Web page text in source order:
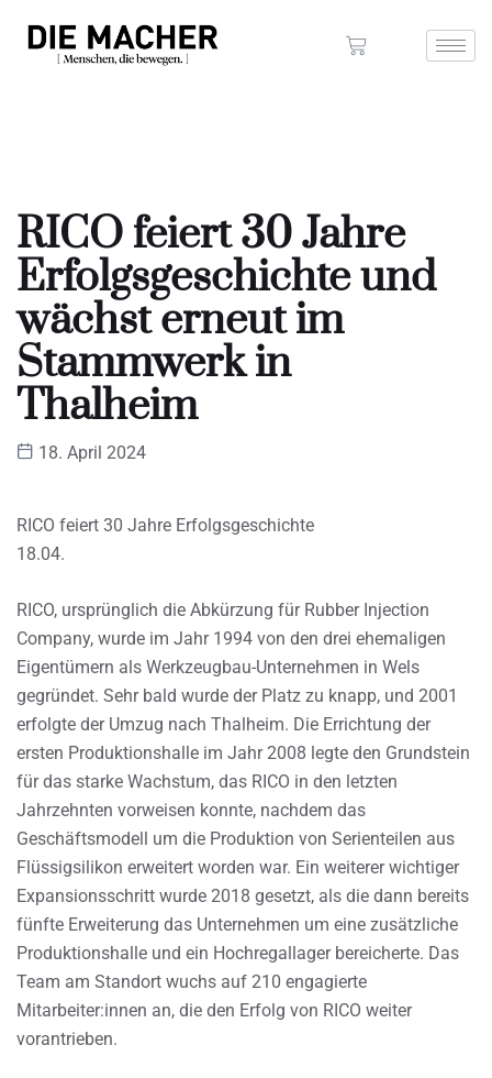
RICO feiert 30 Jahre
Erfolgsgeschichte und
wächst erneut im
Stammwerk in
Thalheim
18. April 2024
RICO feiert 30 Jahre Erfolgsgeschichte
18.04.
RICO, ursprünglich die Abkürzung für Rubber Injection
Company, wurde im Jahr 1994 von den drei ehemaligen
Eigentümern als Werkzeugbau-Unternehmen in Wels
gegründet. Sehr bald wurde der Platz zu knapp, und 2001
erfolgte der Umzug nach Thalheim. Die Errichtung der
ersten Produktionshalle im Jahr 2008 legte den Grundstein
für das starke Wachstum, das RICO in den letzten
Jahrzehnten vorweisen konnte, nachdem das
Geschäftsmodell um die Produktion von Serienteilen aus
Flüssigsilikon erweitert worden war. Ein weiterer wichtiger
Expansionsschritt wurde 2018 gesetzt, als die dann bereits
fünfte Erweiterung das Unternehmen um eine zusätzliche
Produktionshalle und ein Hochregallager bereicherte. Das
Team am Standort wuchs auf 210 engagierte
Mitarbeiter:innen an, die den Erfolg von RICO weiter
vorantrieben.